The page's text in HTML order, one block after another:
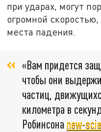
при ударах, могут
огромной
места падения.
«Вам придется
чтобы они
частиц,
километра в
Робинсона new-